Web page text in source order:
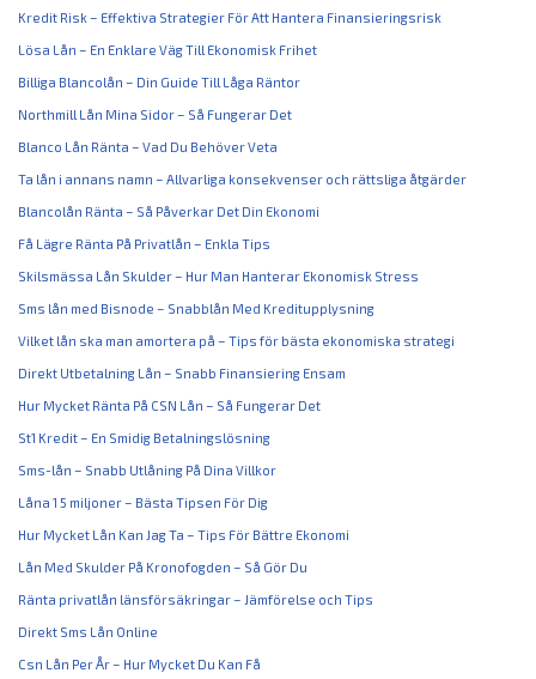
Kredit Risk – Effektiva Strategier För Att Hantera Finansieringsrisk
Lösa Lån – En Enklare Väg Till Ekonomisk Frihet
Billiga Blancolån – Din Guide Till Låga Räntor
Northmill Lån Mina Sidor – Så Fungerar Det
Blanco Lån Ränta – Vad Du Behöver Veta
Ta lån i annans namn – Allvarliga konsekvenser och rättsliga åtgärder
Blancolån Ränta – Så Påverkar Det Din Ekonomi
Få Lägre Ränta På Privatlån – Enkla Tips
Skilsmässa Lån Skulder – Hur Man Hanterar Ekonomisk Stress
Sms lån med Bisnode – Snabblån Med Kreditupplysning
Vilket lån ska man amortera på – Tips för bästa ekonomiska strategi
Direkt Utbetalning Lån – Snabb Finansiering Ensam
Hur Mycket Ränta På CSN Lån – Så Fungerar Det
St1 Kredit – En Smidig Betalningslösning
Sms-lån – Snabb Utlåning På Dina Villkor
Låna 1 5 miljoner – Bästa Tipsen För Dig
Hur Mycket Lån Kan Jag Ta – Tips För Bättre Ekonomi
Lån Med Skulder På Kronofogden – Så Gör Du
Ränta privatlån länsförsäkringar – Jämförelse och Tips
Direkt Sms Lån Online
Csn Lån Per År – Hur Mycket Du Kan Få